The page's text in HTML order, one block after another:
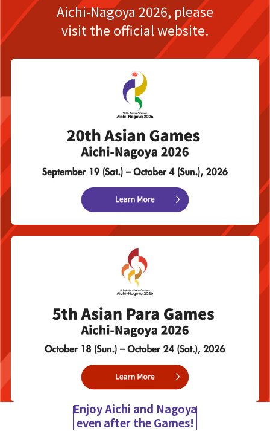
Aichi-Nagoya 2026, please
visit the official website.
Enjoy Aichi and Nagoya
even after the Games!